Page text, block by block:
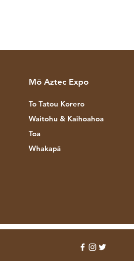
Mō Aztec Expo
To Tatou Korero
Waitohu & Kaihoahoa
Toa
Whakapā